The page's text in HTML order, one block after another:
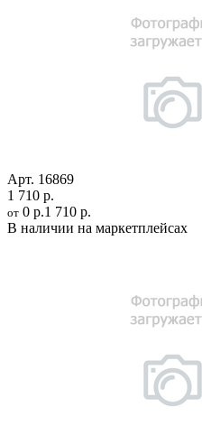
Арт. 16869
1 710 р.
от 0 р.1 710 р.
В наличии на маркетплейсах